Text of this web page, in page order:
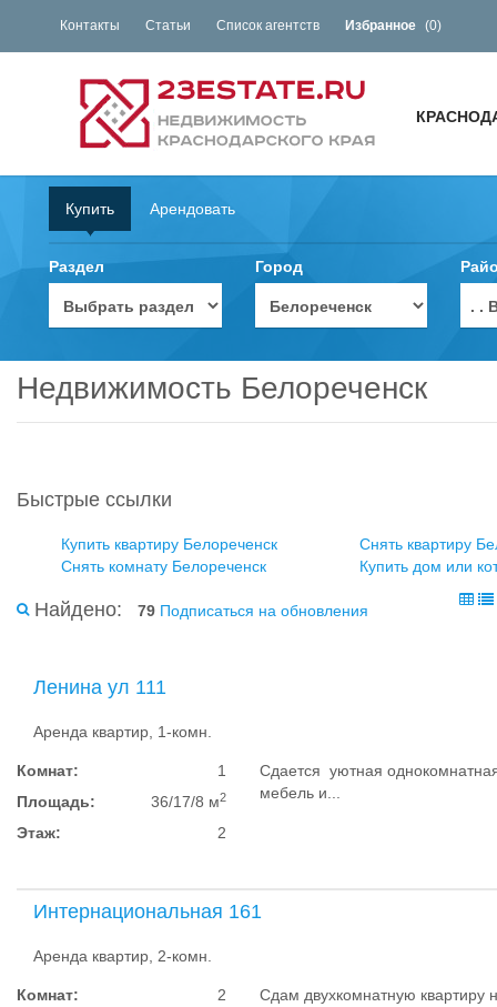
Контакты Статьи Список агентств Избранное (0)
Купить Арендовать
Раздел Город
. .
Недвижимость Белореченск
Быстрые ссылки
Купить квартиру Белореченск
Снять квартиру
Снять комнату Белореченск
Купить дом или
Найдено: 79 Подписаться на обновления
Ленина ул 111
Аренда квартир, 1-комн.
Комнат:
1
Площадь:
36/17/8 м2
Этаж: 2
Сдается уютная
мебель и...
Интернациональная 161
Аренда квартир, 2-комн.
Комнат:
2
Сдам двухкомнатную квартиру